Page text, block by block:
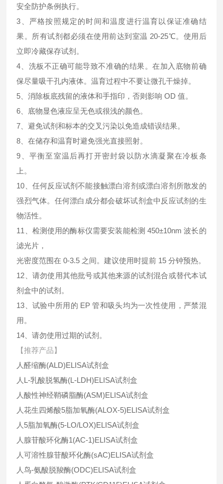
安全防护条例执行。
3、严格按照规定的时间和温度进行温育以保证准确结
果。所有试剂都必须在使用前达到室温 20-25℃。使用后
立即冷藏保存试剂。
4、洗板不正确可能导致不准确的结果。在加入底物前确
保尽量吸干孔内液体。温育过程中不要让微孔干燥掉。
5、消除板底残留的液体和手指印，否则影响 OD 值。
6、底物显色液应呈无色或很浅的颜色。
7、避免试剂和标本的交叉污染以免造成错误结果。
8、在储存和温育时避免强光直接照射。
9、平衡至室温后再打开密封袋以防水滴凝聚在冷板条
上。
10、任何反应试剂不能接触漂白溶剂或漂白溶剂所散发的
强烈气体。任何漂白成分都会破坏试剂盒中反应试剂的生
物活性。
11、检测使用的酶标仪需要安装能检测 450±10nm 波长的
滤光片，
光密度范围在 0-3.5 之间。建议使用时提前 15 分钟预热。
12、请勿使用其他批号或其他来源的试剂混合或替代本试
剂盒中的试剂。
13、试验中所用的 EP 管和吸头均为一次性使用，严禁混
用。
14、请勿使用过期的试剂。
【推荐产品】
人醛缩酶(ALD)ELISA试剂盒
人L-乳酸脱氢酶(L-LDH)ELISA试剂盒
人酸性神经鞘磷脂酶(ASM)ELISA试剂盒
人花生四烯酸5脂加氧酶(ALOX-5)ELISA试剂盒
人5脂加氧酶(5-LO/LOX)ELISA试剂盒
人腺苷酸环化酶1(AC-1)ELISA试剂盒
人可溶性腺苷酸环化酶(sAC)ELISA试剂盒
人鸟-氨酸脱羧酶(ODC)ELISA试剂盒